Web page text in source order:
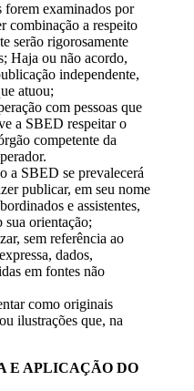
forem examinados por
combinação a respeito
serão rigorosamente
Haja ou não acordo,
independente,
atuou;
com pessoas que
a SBED respeitar o
competente da
a SBED se prevalecerá
publicar, em seu nome
e assistentes,
sua orientação;
sem referência ao
dados,
em fontes não
como originais
ilustrações que, na
E APLICAÇÃO DO